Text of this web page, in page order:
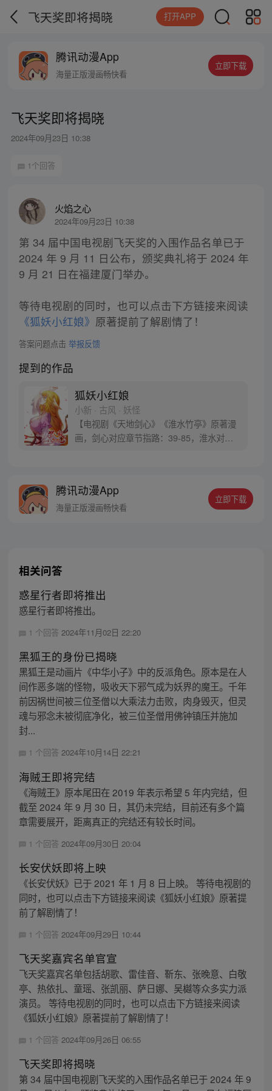
飞天奖即将揭晓 打开APP
腾讯动漫App
海量正版漫画畅快看
立即下载
飞天奖即将揭晓
2024年09月23日 10:38
1个回答
火焰之心
2024年09月23日 10:38
第 34 届中国电视剧飞天奖的入围作品名单已于
2024 年 9 月 11 日公布，颁奖典礼将于 2024 年
9 月 21 日在福建厦门举办。
等待电视剧的同时，也可以点击下方链接来阅读
《狐妖小红娘》 原著提前了解剧情了！
答案问题点击 举报反馈
提到的作品
狐妖小红娘
小新 · 古风 · 妖怪
【电视剧《天地剑心》《淮水竹亭》原著漫
画，剑心对应章节指路：39-85，淮水对应
腾讯动漫App
海量正版漫画畅快看
立即下载
相关问答
惑星行者即将推出
惑星行者即将推出。
1 个回答 2024年11月02日 22:20
黑狐王的身份已揭晓
黑狐王是动画片《中华小子》中的反派角色。原本是在人
间作恶多端的怪物，吸收天下邪气成为妖界的魔王。千年
前因祸世间被三位圣僧以大乘法力击败，肉身毁灭，但灵
魂与邪念未被彻底净化，被三位圣僧用佛钟镇压并施加
封...
1 个回答 2024年10月14日 22:21
海贼王即将完结
《海贼王》原本尾田在 2019 年表示希望 5 年内完结，但
截至 2024 年 9 月 30 日，其仍未完结，目前还有多个篇
章需要展开，距离真正的完结还有较长时间。
1 个回答 2024年09月30日 20:04
长安伏妖即将上映
《长安伏妖》已于 2021 年 1 月 8 日上映。 等待电视剧的
同时，也可以点击下方链接来阅读《狐妖小红娘》原著提
前了解剧情了！
1 个回答 2024年09月29日 10:44
飞天奖嘉宾名单官宣
飞天奖嘉宾名单包括胡歌、雷佳音、靳东、张晚意、白敬
亭、热依扎、童瑶、张凯丽、萨日娜、吴樾等众多实力派
演员。 等待电视剧的同时，也可以点击下方链接来阅读
《狐妖小红娘》原著提前了解剧情了！
1 个回答 2024年09月26日 06:55
飞天奖即将揭晓
第 34 届中国电视剧飞天奖的入围作品名单已于 2024 年 9